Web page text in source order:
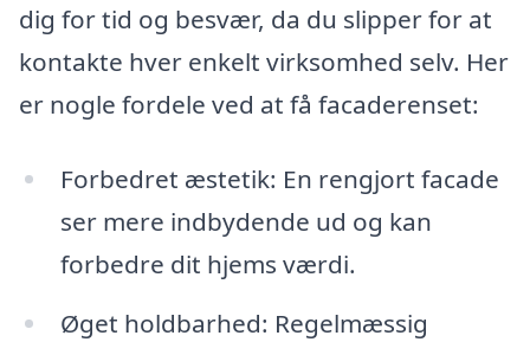
dig for tid og besvær, da du slipper for at
kontakte hver enkelt virksomhed selv. Her
er nogle fordele ved at få facaderenset:
Forbedret æstetik: En rengjort facade
ser mere indbydende ud og kan
forbedre dit hjems værdi.
Øget holdbarhed: Regelmæssig